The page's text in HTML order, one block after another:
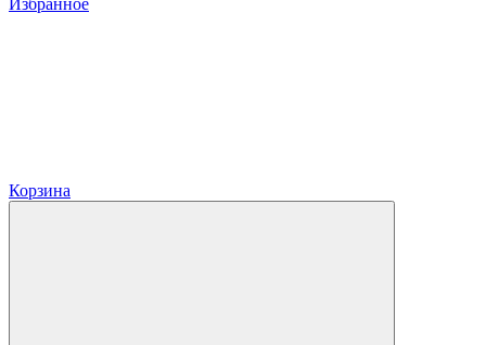
Избранное
Корзина